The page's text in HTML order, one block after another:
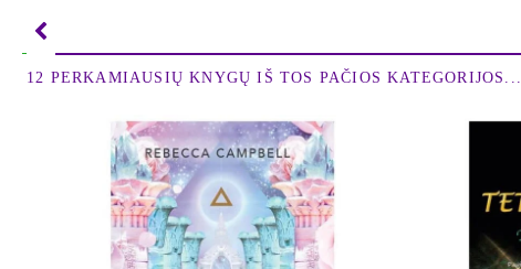
12 PERKAMIAUSIŲ KNYGŲ IŠ TOS PAČIOS KATEGORIJOS...